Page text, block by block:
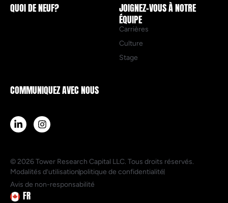
QUOI DE NEUF?
JOIGNEZ-VOUS À NOTRE
ÉQUIPE
Carrières
Culture
Stage
COMMUNIQUEZ AVEC NOUS
© 2026 Tower Research Capital LLC. Tous droits réservés.
Modalités d’utilisationpolitique de confidentialité
Avis de non-responsabilité
FR